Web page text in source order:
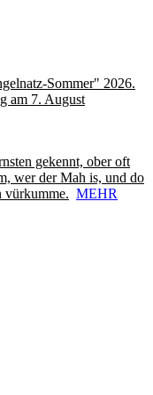
Sommer" 2026.
am 7. August
gekennt, ober oft
wer der Mah is, und do
vürkumme. MEHR